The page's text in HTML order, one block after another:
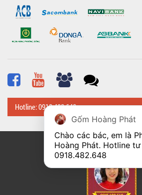
Hotline: 0918 482 648
© Bản quyền thuộc về
Gốm Hoàng Phát
Chào các bác, em là
0918.482.648